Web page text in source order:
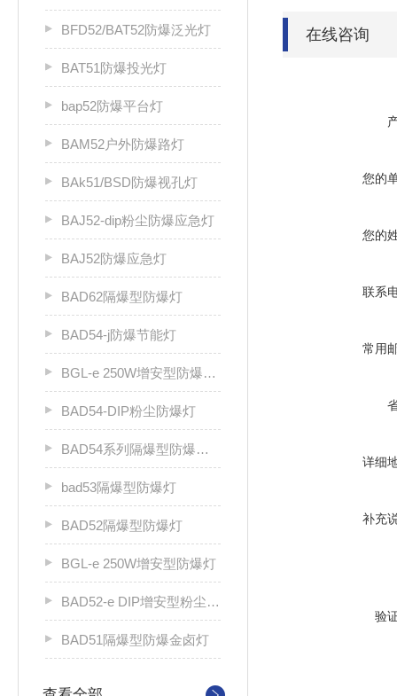
BFD52/BAT52防爆泛光灯
BAT51防爆投光灯
bap52防爆平台灯
BAM52户外防爆路灯
BAk51/BSD防爆视孔灯
BAJ52-dip粉尘防爆应急灯
BAJ52防爆应急灯
BAD62隔爆型防爆灯
BAD54-j防爆节能灯
BGL-e 250W增安型防爆灯（e）
BAD54-DIP粉尘防爆灯
BAD54系列隔爆型防爆灯厂家
bad53隔爆型防爆灯
BAD52隔爆型防爆灯
BGL-e 250W增安型防爆灯
BAD52-e DIP增安型粉尘防爆灯
BAD51隔爆型防爆金卤灯
在线咨询
您的
您的
联系
常用
详细
补充
验